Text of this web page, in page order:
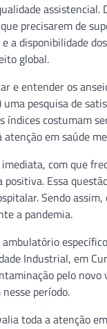
assistencial.
precisarem de
a disponibilidade
global.
e entender os
pesquisa de
costumam
em saúde
com que
Essa
Sendo
a pandemia.
Industrial, em
pelo novo
período.
toda a atenção